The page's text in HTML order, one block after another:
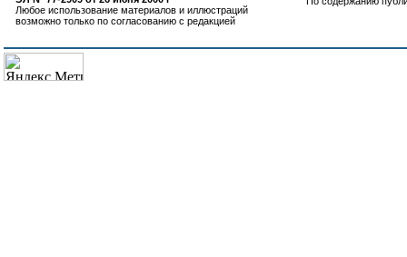
Любое использование материалов и иллюстраций
возможно только по согласованию с редакцией